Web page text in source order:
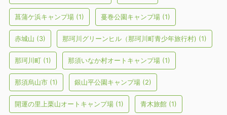
菖蒲ケ浜キャンプ場 (1) 蔓巻公園キャンプ場 (1)
赤城山 (3) 那珂川グリーンヒル（那珂川町青少年旅行村) (1)
那珂川町 (1) 那須いなか村オートキャンプ場 (1)
那須烏山市 (1) 銀山平公園キャンプ場 (2)
開運の里上栗山オートキャンプ場 (1) 青木旅館 (1)